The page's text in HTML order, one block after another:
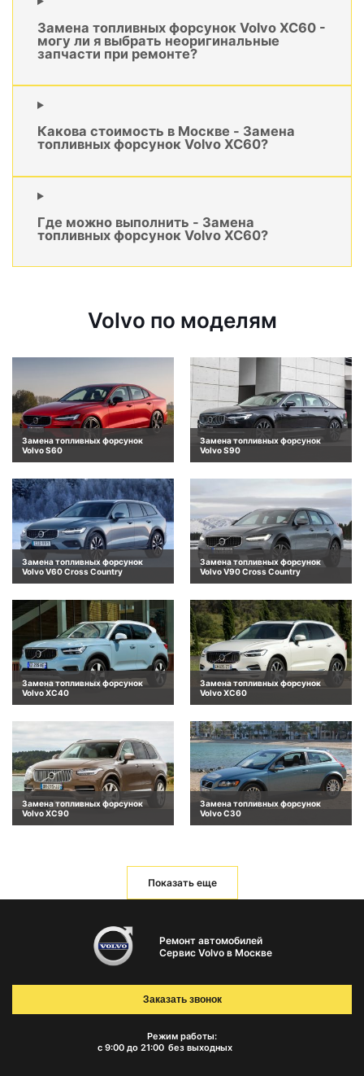
Замена топливных форсунок Volvo XC60 -
могу ли я выбрать неоригинальные
запчасти при ремонте?
Какова стоимость в Москве - Замена
топливных форсунок Volvo XC60?
Где можно выполнить - Замена
топливных форсунок Volvo XC60?
Volvo по моделям
Замена топливных форсунок
Volvo S60
Замена топливных форсунок
Volvo S90
Замена топливных форсунок
Volvo V60 Cross Country
Замена топливных форсунок
Volvo V90 Cross Country
Замена топливных форсунок
Volvo XC40
Замена топливных форсунок
Volvo XC60
Замена топливных форсунок
Volvo XC90
Замена топливных форсунок
Volvo C30
Показать еще
Ремонт автомобилей
Сервис Volvo в Москве
Режим работы:
с 9:00 до 21:00 без выходных
Заказать звонок